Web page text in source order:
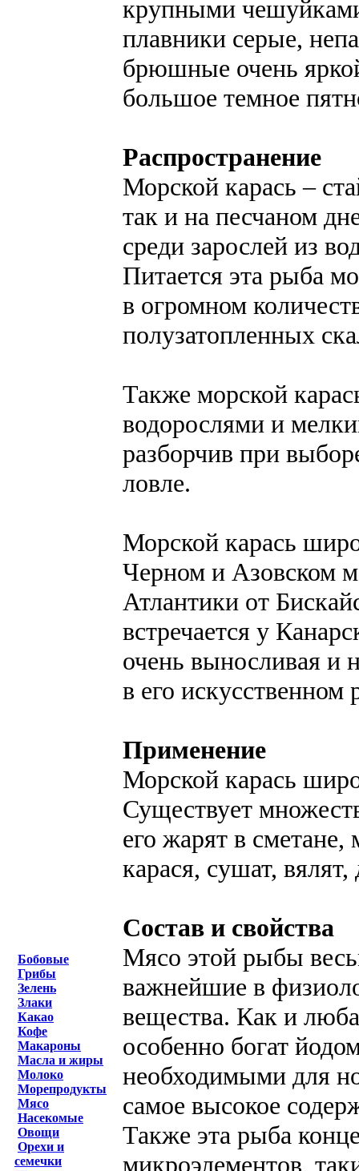
Бобовые
Грибы
Зелень
Злаки
Какао
Кофе
Макароны
Масла и жиры
Молоко
Морепродукты
Мясо
Насекомые
Овощи
Орехи и
семечки
крупными
плавники серые,
брюшные очень
большое темное
Распространение
Морской карась –
так и на песчаном
среди зарослей из
Питается эта рыба
в огромном
полузатопленных
Также морской
водорослями и
разборчив при
ловле.
Морской карась
Черном и Азовском
Атлантики от
встречается у
очень выносливая и
в его искусственном
Применение
Морской карась
Существует
его жарят в
карася, сушат,
Состав и свойства
Мясо этой рыбы
важнейшие в
вещества. Как и
особенно богат
необходимыми для
самое высокое
Также эта рыба
микроэлементов,